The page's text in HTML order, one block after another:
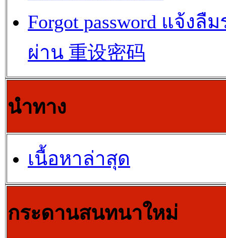
Forgot password แจ้งลื
ผ่าน 重设密码
นำทาง
เนื้อหาล่าสุด
กระดานสนทนาใหม่